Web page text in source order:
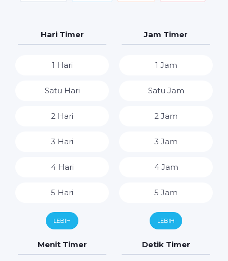
Hari Timer
1 Hari
Satu Hari
2 Hari
3 Hari
4 Hari
5 Hari
6 Hari
7 Hari
LEBIH
Jam Timer
1 Jam
Satu Jam
2 Jam
3 Jam
4 Jam
5 Jam
6 Jam
7 Jam
LEBIH
Menit Timer Detik Timer